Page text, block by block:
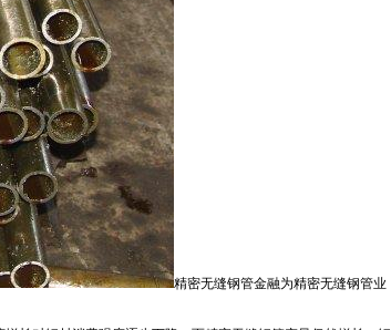
精密无缝钢管金融为精密无缝钢管业